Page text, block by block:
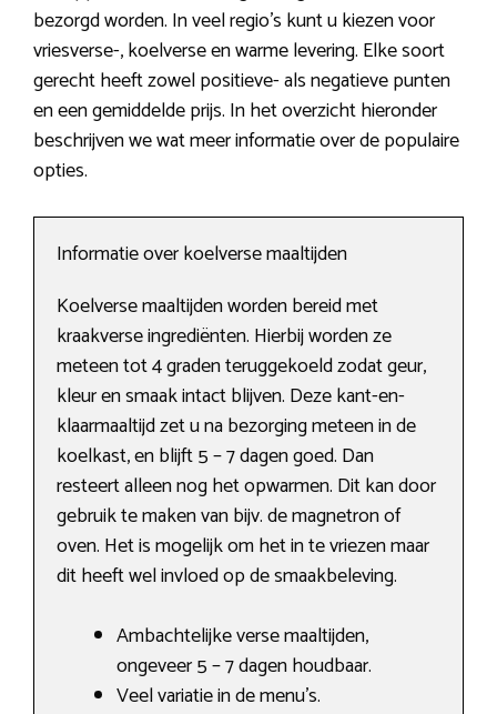
bezorgd worden. In veel regio’s kunt u kiezen voor
vriesverse-, koelverse en warme levering. Elke soort
gerecht heeft zowel positieve- als negatieve punten
en een gemiddelde prijs. In het overzicht hieronder
beschrijven we wat meer informatie over de populaire
opties.
Informatie over koelverse maaltijden
Koelverse maaltijden worden bereid met
kraakverse ingrediënten. Hierbij worden ze
meteen tot 4 graden teruggekoeld zodat geur,
kleur en smaak intact blijven. Deze kant-en-
klaarmaaltijd zet u na bezorging meteen in de
koelkast, en blijft 5 – 7 dagen goed. Dan
resteert alleen nog het opwarmen. Dit kan door
gebruik te maken van bijv. de magnetron of
oven. Het is mogelijk om het in te vriezen maar
dit heeft wel invloed op de smaakbeleving.
Ambachtelijke verse maaltijden,
ongeveer 5 – 7 dagen houdbaar.
Veel variatie in de menu’s.